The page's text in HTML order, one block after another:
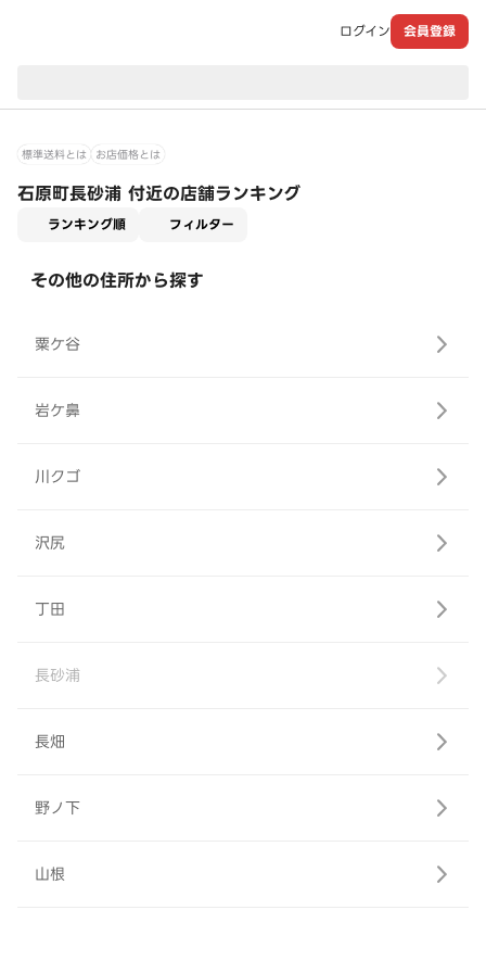
ログイン 会員登録
標準送料とは お店価格とは
石原町長砂浦 付近の店舗ランキング
ランキング順 フィルター
その他の住所から探す
粟ケ谷
岩ケ鼻
川クゴ
沢尻
丁田
長砂浦
長畑
野ノ下
山根